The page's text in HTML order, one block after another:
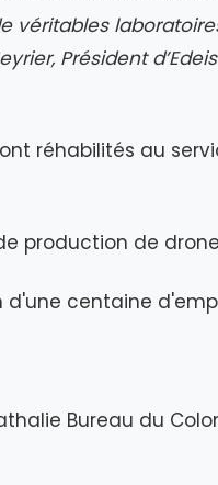
véritables
Président
réhabilités au
production de
d'une centaine
Bureau du